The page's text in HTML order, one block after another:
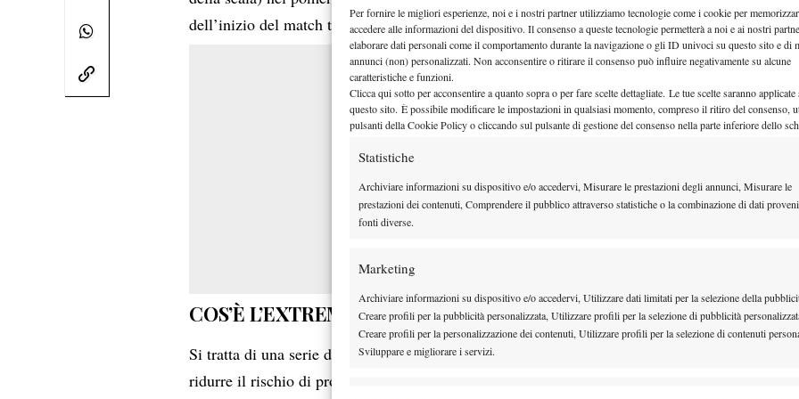
Per fornire le migliori esperienze, noi e i nostri partner utilizziamo tecnologie come i cookie per
accedere alle informazioni del dispositivo. Il consenso a queste tecnologie permetterà a noi e ai nostri
elaborare dati personali come il comportamento durante la navigazione o gli ID univoci su questo sito e di
annunci (non) personalizzati. Non acconsentire o ritirare il consenso può influire negativamente su alcune
caratteristiche e funzioni.
Clicca qui sotto per acconsentire a quanto sopra o per fare scelte dettagliate. Le tue scelte saranno applicate
questo sito. È possibile modificare le impostazioni in qualsiasi momento, compreso il ritiro del consenso,
pulsanti della Cookie Policy o cliccando sul pulsante di gestione del consenso nella parte inferiore dello
Statistiche
Archiviare informazioni su dispositivo e/o accedervi, Misurare le prestazioni degli annunci, Misurare le
prestazioni dei contenuti, Comprendere il pubblico attraverso statistiche o la combinazione di dati
fonti diverse.
Marketing
Archiviare informazioni su dispositivo e/o accedervi, Utilizzare dati limitati per la selezione della
Creare profili per la pubblicità personalizzata, Utilizzare profili per la selezione di pubblicità
Creare profili per la personalizzazione dei contenuti, Utilizzare profili per la selezione di contenuti
Sviluppare e migliorare i servizi.
dell’inizio del match tra Alexander ZvereveLearner Tien.
COS’È L’EXTREME HEAT POLICY
Si tratta di una serie di protocolli progettati per garantire condizioni di gioco eque e
ridurre il rischio di problemi di salute legati al calore estremo. La